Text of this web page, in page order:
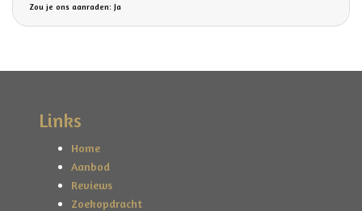
Zou je ons aanraden: Ja
Links
Home
Aanbod
Reviews
Zoekopdracht